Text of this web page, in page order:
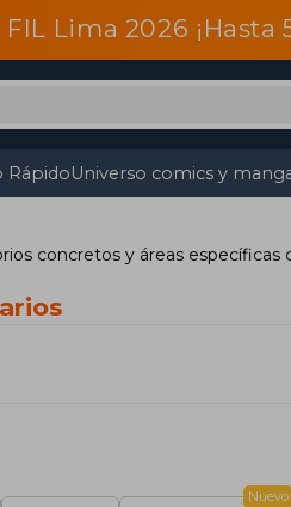
Lima 2026 ¡Hasta
RápidoUniverso comics y
concretos y áreas específicas
Nuevo